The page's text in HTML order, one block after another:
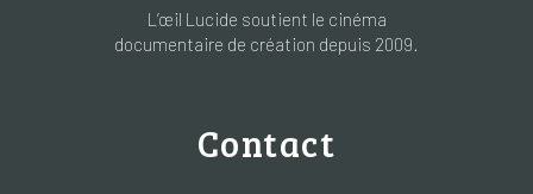
L’œil Lucide soutient le cinéma
documentaire de création depuis 2009.
Contact